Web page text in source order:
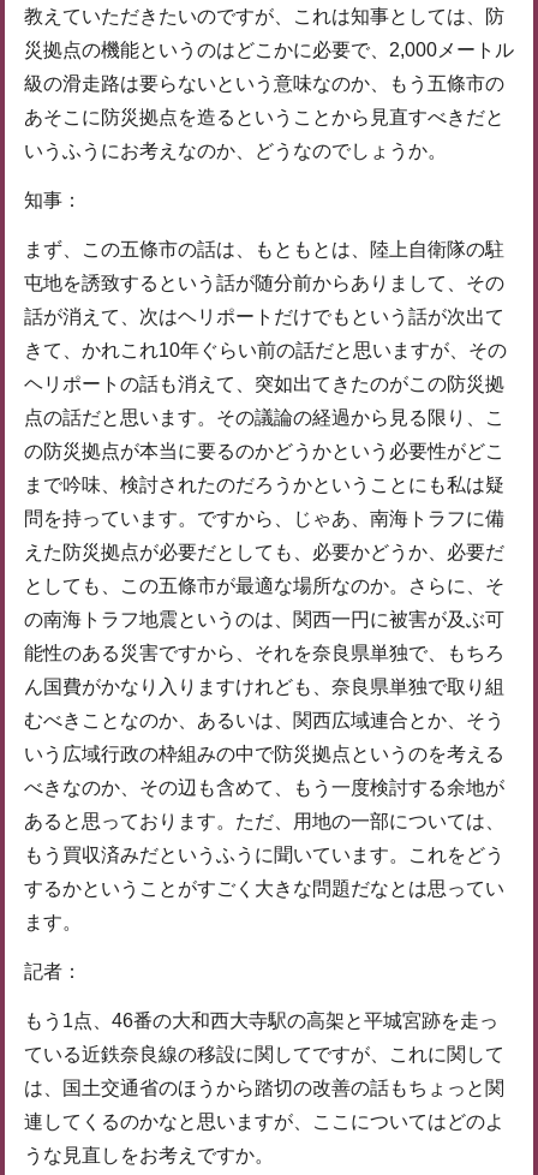
教えていただきたいのですが、これは知事としては、防
災拠点の機能というのはどこかに必要で、2,000メートル
級の滑走路は要らないという意味なのか、もう五條市の
あそこに防災拠点を造るということから見直すべきだと
いうふうにお考えなのか、どうなのでしょうか。
知事：
まず、この五條市の話は、もともとは、陸上自衛隊の駐
屯地を誘致するという話が随分前からありまして、その
話が消えて、次はヘリポートだけでもという話が次出て
きて、かれこれ10年ぐらい前の話だと思いますが、その
ヘリポートの話も消えて、突如出てきたのがこの防災拠
点の話だと思います。その議論の経過から見る限り、こ
の防災拠点が本当に要るのかどうかという必要性がどこ
まで吟味、検討されたのだろうかということにも私は疑
問を持っています。ですから、じゃあ、南海トラフに備
えた防災拠点が必要だとしても、必要かどうか、必要だ
としても、この五條市が最適な場所なのか。さらに、そ
の南海トラフ地震というのは、関西一円に被害が及ぶ可
能性のある災害ですから、それを奈良県単独で、もちろ
ん国費がかなり入りますけれども、奈良県単独で取り組
むべきことなのか、あるいは、関西広域連合とか、そう
いう広域行政の枠組みの中で防災拠点というのを考える
べきなのか、その辺も含めて、もう一度検討する余地が
あると思っております。ただ、用地の一部については、
もう買収済みだというふうに聞いています。これをどう
するかということがすごく大きな問題だなとは思ってい
ます。
記者：
もう1点、46番の大和西大寺駅の高架と平城宮跡を走っ
ている近鉄奈良線の移設に関してですが、これに関して
は、国土交通省のほうから踏切の改善の話もちょっと関
連してくるのかなと思いますが、ここについてはどのよ
うな見直しをお考えですか。